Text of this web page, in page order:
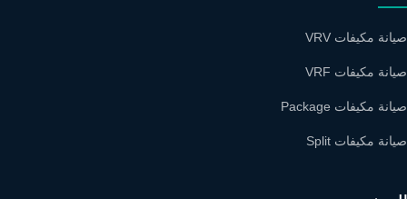
صيانة مكيفات VRV
صيانة مكيفات VRF
صيانة مكيفات Package
صيانة مكيفات Split